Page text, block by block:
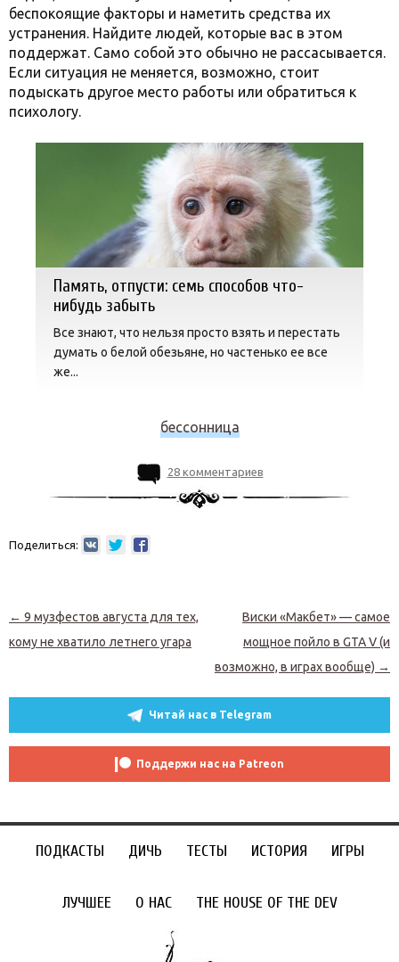
беспокоящие факторы и наметить средства их
устранения. Найдите людей, которые вас в этом
поддержат. Само собой это обычно не рассасывается.
Если ситуация не меняется, возможно, стоит
подыскать другое место работы или обратиться к
психологу.
Память, отпусти: семь способов что-
нибудь забыть
Все знают, что нельзя просто взять и перестать
думать о белой обезьяне, но частенько ее все
же...
бессонница
28 комментариев
Поделиться:
Навигация по записям
← 9 музфестов августа для тех,
кому не хватило летнего угара
Виски «Макбет» — самое
мощное пойло в GTA V (и
возможно, в играх вообще) →
Читай нас в Telegram
Поддержи нас на Patreon
ПОДКАСТЫ ДИЧЬ ТЕСТЫ ИСТОРИЯ ИГРЫ
ЛУЧШЕЕ О НАС THE HOUSE OF THE DEV